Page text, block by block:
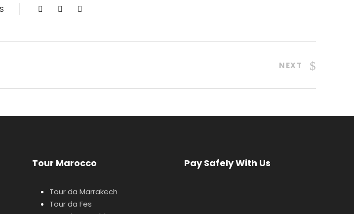
NEXT
Tour Marocco
Tour da Marrakech
Tour da Fes
Pay Safely With Us